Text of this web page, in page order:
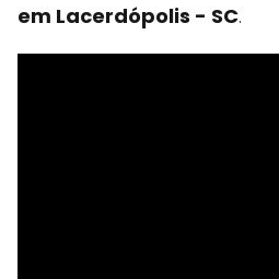
em Lacerdópolis - SC.